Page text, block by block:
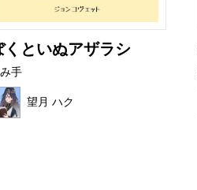
くといぬアザラシ
手
望月 ハク